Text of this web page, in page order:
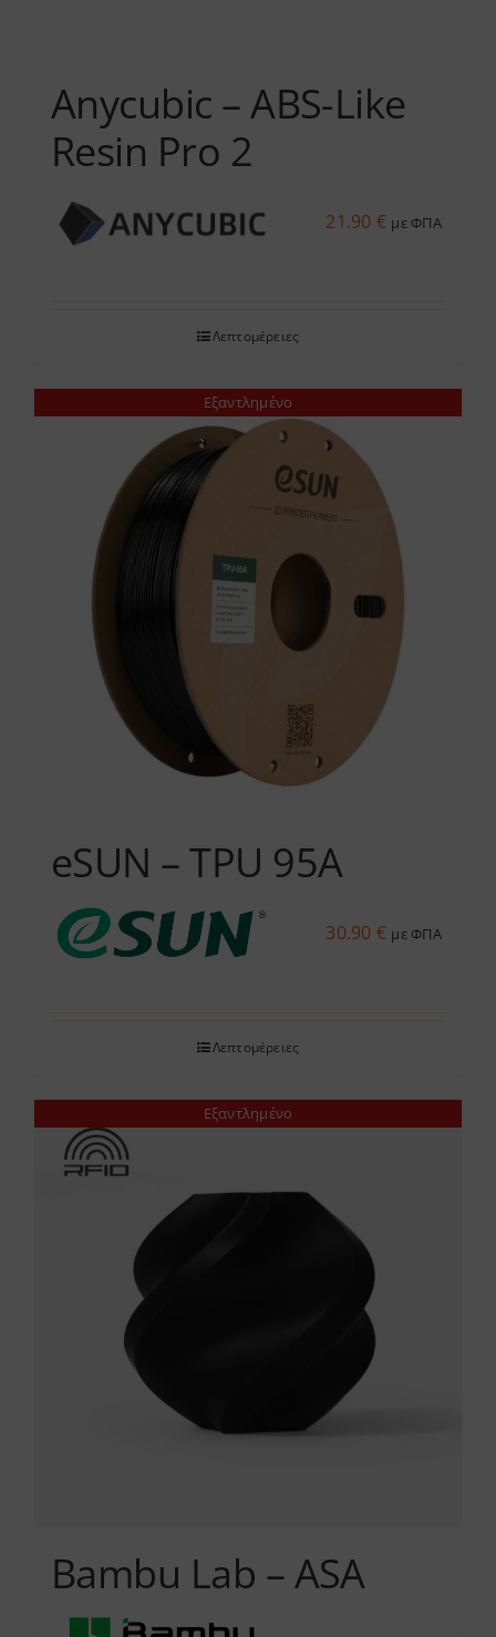
Anycubic – ABS-Like
Resin Pro 2
21.90 € με ΦΠΑ
Λεπτομέρειες
Εξαντλημένο
eSUN – TPU 95A
30.90 € με ΦΠΑ
Λεπτομέρειες
Εξαντλημένο
Bambu Lab – ASA